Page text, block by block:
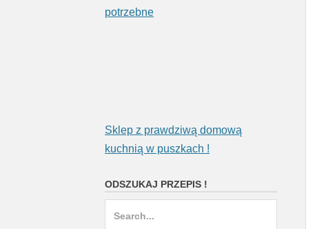
potrzebne
Sklep z prawdziwą domową
kuchnią w puszkach !
ODSZUKAJ PRZEPIS !